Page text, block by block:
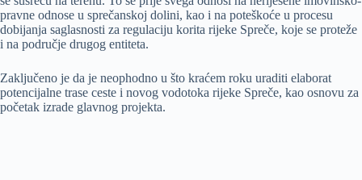
pravne odnose u sprečanskoj dolini, kao i na poteškoće u procesu
dobijanja saglasnosti za regulaciju korita rijeke Spreče, koje se proteže
i na područje drugog entiteta.
Zaključeno je da je neophodno u što kraćem roku uraditi elaborat
potencijalne trase ceste i novog vodotoka rijeke Spreče, kao osnovu za
početak izrade glavnog projekta.